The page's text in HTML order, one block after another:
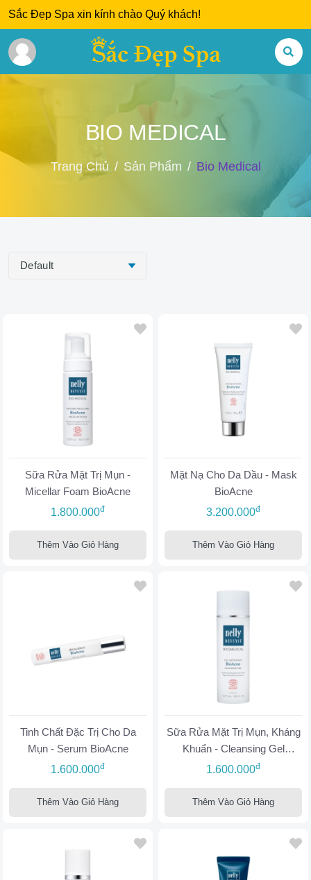
Sắc Đẹp Spa xin kính chào Quý khách!
BIO MEDICAL
Trang Chủ Sản Phẩm Bio Medical
Sữa Rửa Mặt Trị Mụn -
Micellar Foam BioAcne
1.800.000đ
Thêm Vào Giỏ Hàng
Mặt Nạ Cho Da Dầu - Mask
BioAcne
3.200.000đ
Thêm Vào Giỏ Hàng
Tinh Chất Đặc Trị Cho Da
Mụn - Serum BioAcne
1.600.000đ
Thêm Vào Giỏ Hàng
Sữa Rửa Mặt Trị Mụn, Kháng
Khuẩn - Cleansing Gel
BioAcne
1.600.000đ
Thêm Vào Giỏ Hàng